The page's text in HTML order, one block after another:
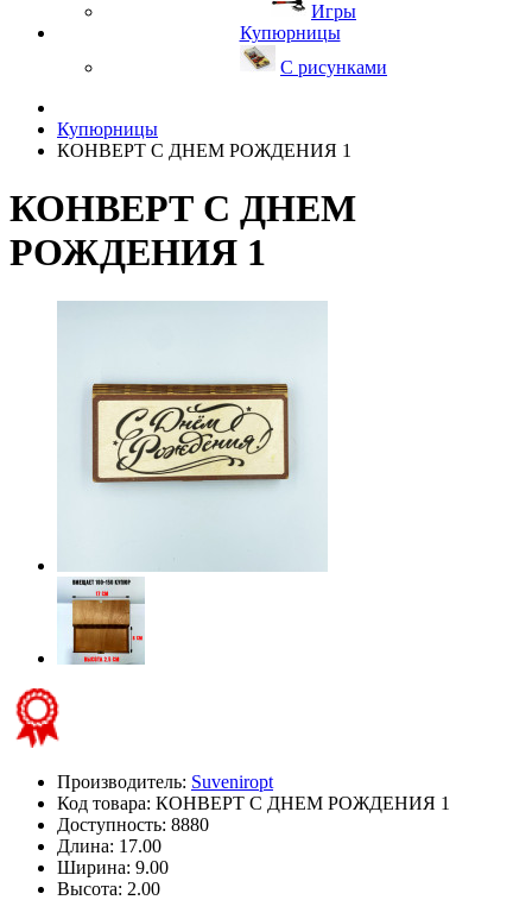
Игры
Купюрницы
С рисунками
Купюрницы
КОНВЕРТ С ДНЕМ РОЖДЕНИЯ 1
КОНВЕРТ С ДНЕМ
РОЖДЕНИЯ 1
Производитель: Suveniropt
Код товара: КОНВЕРТ С ДНЕМ РОЖДЕНИЯ 1
Доступность: 8880
Длина: 17.00
Ширина: 9.00
Высота: 2.00